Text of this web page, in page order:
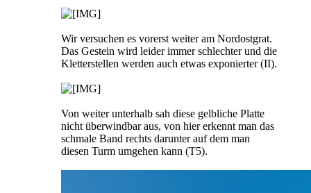
Wir versuchen es vorerst weiter am Nordostgrat.
Das Gestein wird leider immer schlechter und die
Kletterstellen werden auch etwas exponierter (II).
Von weiter unterhalb sah diese gelbliche Platte
nicht überwindbar aus, von hier erkennt man das
schmale Band rechts darunter auf dem man
diesen Turm umgehen kann (T5).